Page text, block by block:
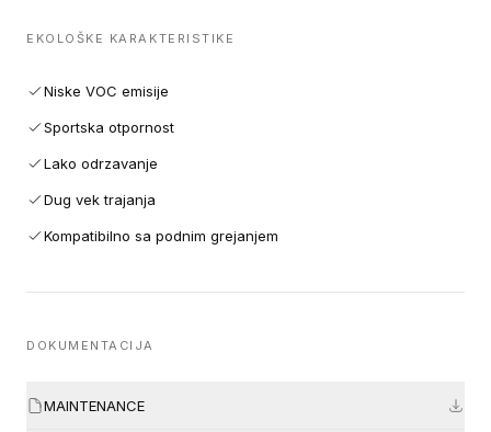
EKOLOŠKE KARAKTERISTIKE
Niske VOC emisije
Sportska otpornost
Lako odrzavanje
Dug vek trajanja
Kompatibilno sa podnim grejanjem
DOKUMENTACIJA
MAINTENANCE